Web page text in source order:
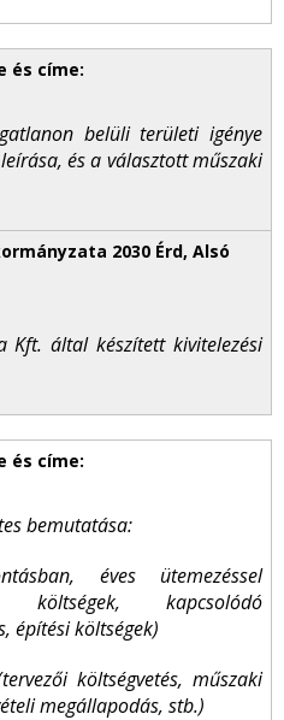
belüli területi igénye
és a választott műszaki
Kft. által készített kivitelezési
bemutatása:
éves ütemezéssel
költségek, kapcsolódó
építési költségek)
költségvetés, műszaki
megállapodás, stb.)